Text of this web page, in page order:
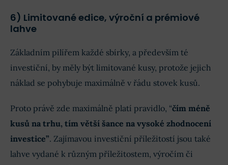
6) Limitované edice, výroční a prémiové
lahve
Základním pilířem každé sbírky, a především té
investiční, by měly být limitované kusy, protože jejich
náklad se pohybuje maximálně v řádu stovek kusů.
Proto právě zde maximálně platí pravidlo, “čím méně
kusů na trhu, tím větší šance na vysoké zhodnocení
investice”. Zajímavou investiční příležitostí jsou také
lahve vydané k různým příležitostem, výročím či